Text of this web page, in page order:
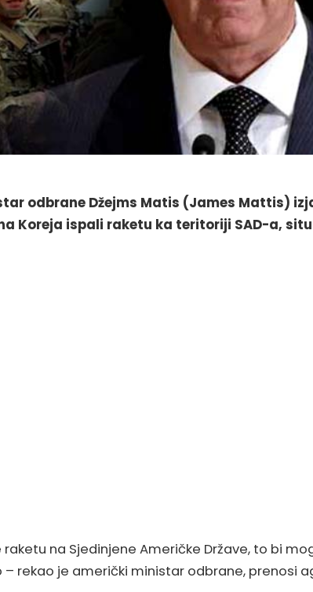
odbrane Džejms Matis (James Mattis)
Koreja ispali raketu ka teritoriji SAD-a,
raketu na Sjedinjene Američke Države, to bi
rekao je američki ministar odbrane, prenosi